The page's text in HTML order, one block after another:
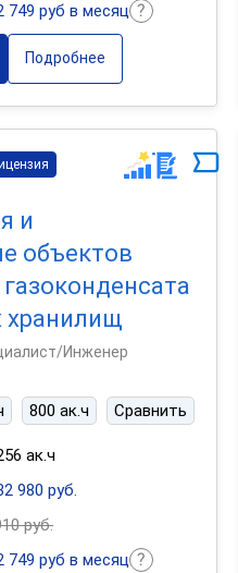
749 руб в месяц
Подробнее
и
объектов
хранилищ
Инженер
800 ак.ч Сравнить
ак.ч
980 руб.
руб.
749 руб в месяц